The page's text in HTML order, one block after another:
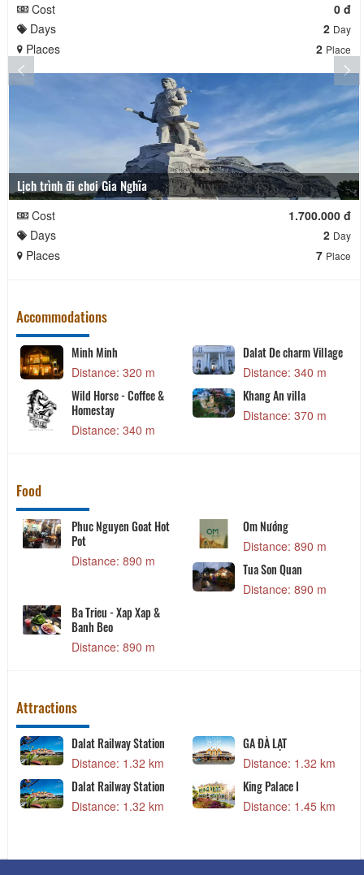
Cost
0 đ
Days
2 Day
Places 2 Place
Lịch trình đi chơi Gia Nghĩa
Cost
1.700.000 đ
Days
2 Day
Places 7 Place
Accommodations
Village
m
Vườn An
Distance: 400 m
Duly
Distance: 420
The Art- An Yen
Distance: 420 m
Nhắm Mắt Thấy
Distance: 420
Food
890 m
Dai Duong Dalat
Seafood Restaurant
Distance: 930 m
Hang
Loc Phat Restaurant
Distance: 990 m
Mụ Quán
Attractions
1.32 km
I
1.45 km
King Palace I
Distance: 1.45 km Distance:
The Mango
Distance: 1.54 km
GreenHills